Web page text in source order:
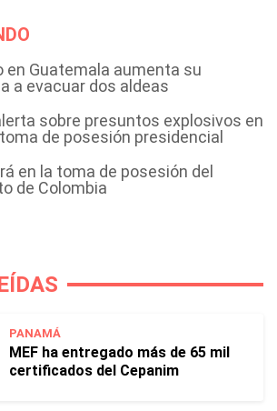
en Guatemala aumenta su
a evacuar dos aldeas
sobre presuntos explosivos en
de posesión presidencial
en la toma de posesión del
de Colombia
PANAMÁ
MEF ha entregado más de 65 mil
certificados del Cepanim